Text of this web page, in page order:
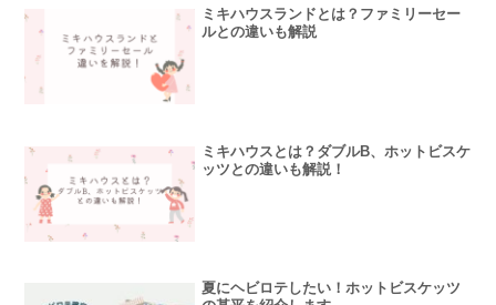
ミキハウスランドとは？ファミリーセー
ルとの違いも解説
ミキハウスとは？ダブルB、ホットビスケ
ッツとの違いも解説！
夏にヘビロテしたい！ホットビスケッツ